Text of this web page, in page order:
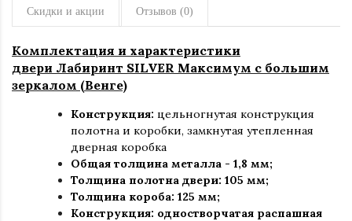
Скидки и акции Отзывов (0)
Комплектация и характеристики
двери Лабиринт SILVER Максимум с большим
зеркалом (Венге)
Конструкция: цельногнутая конструкция
полотна и коробки, замкнутая утепленная
дверная коробка
Общая толщина металла - 1,8 мм;
Толщина полотна двери: 105 мм;
Толщина короба: 125 мм;
Конструкция: одностворчатая распашная